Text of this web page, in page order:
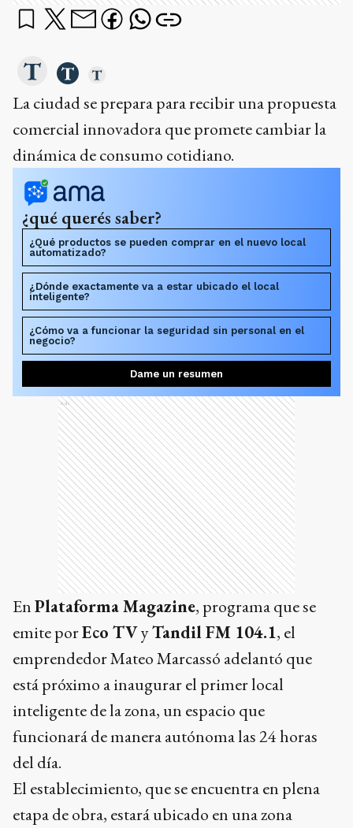
La ciudad se prepara para recibir una propuesta
comercial innovadora que promete cambiar la
dinámica de consumo cotidiano.
¿qué querés saber?
¿Qué productos se pueden comprar en el nuevo local
automatizado?
¿Dónde exactamente va a estar ubicado el local
inteligente?
¿Cómo va a funcionar la seguridad sin personal en el
negocio?
Dame un resumen
Ads
EnPlataforma Magazine, programa que se
emite porEco TVyTandil FM 104.1, el
emprendedor Mateo Marcassó adelantó que
está próximo a inaugurar el primer local
inteligente de la zona, un espacio que
funcionará de manera autónoma las 24 horas
del día.
El establecimiento, que se encuentra en plena
etapa de obra, estará ubicado en una zona